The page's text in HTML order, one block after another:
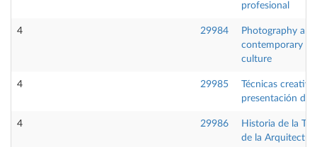
profesional
4 29984
Photography and
contemporary
culture
4 29985
Técnicas
presentación de
4 29986
Historia de la
de la